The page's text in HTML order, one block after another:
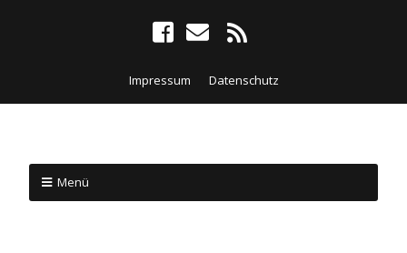
Impressum Datenschutz
Menü